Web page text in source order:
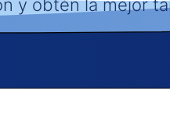
y obtén la mejor